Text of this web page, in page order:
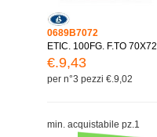
0689B7072
ETIC. 100FG. F.TO 70X72
€.9,43
per n°3 pezzi €.9,02
min. acquistabile pz.1